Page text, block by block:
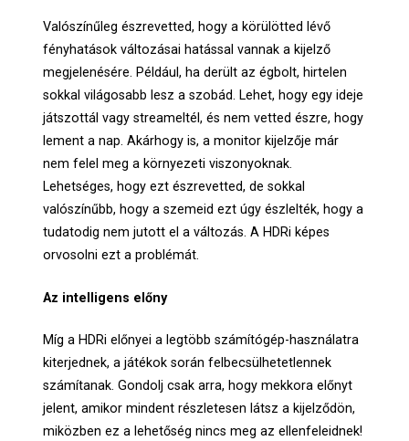
Valószínűleg észrevetted, hogy a körülötted lévő
fényhatások változásai hatással vannak a kijelző
megjelenésére. Például, ha derült az égbolt, hirtelen
sokkal világosabb lesz a szobád. Lehet, hogy egy ideje
játszottál vagy streameltél, és nem vetted észre, hogy
lement a nap. Akárhogy is, a monitor kijelzője már
nem felel meg a környezeti viszonyoknak.
Lehetséges, hogy ezt észrevetted, de sokkal
valószínűbb, hogy a szemeid ezt úgy észlelték, hogy a
tudatodig nem jutott el a változás. A HDRi képes
orvosolni ezt a problémát.
Az intelligens előny
Míg a HDRi előnyei a legtöbb számítógép-használatra
kiterjednek, a játékok során felbecsülhetetlennek
számítanak. Gondolj csak arra, hogy mekkora előnyt
jelent, amikor mindent részletesen látsz a kijelződön,
miközben ez a lehetőség nincs meg az ellenfeleidnek!